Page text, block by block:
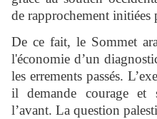
de rapprochement initiées
De ce fait, le Sommet
l'économie d’un
les errements passés.
il demande courage et
l’avant. La question